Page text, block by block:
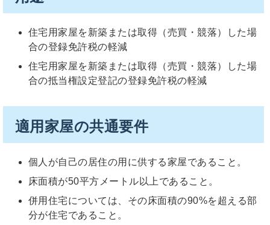
住宅用家屋を新築または取得（売買・競落）した場
合の登録免許税の軽減
住宅用家屋を新築または取得（売買・競落）した場
合の抵当権設定登記の登録免許税の軽減
適用家屋の共通要件
個人が自己の居住の用に供する家屋であること。
床面積が50平方メートル以上であること。
併用住宅については、その床面積の90%を超える部
分が住宅であること。